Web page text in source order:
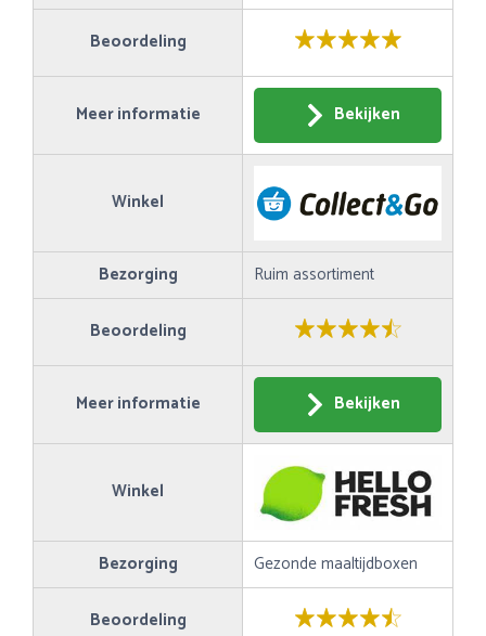
Beoordeling
Meer informatie Bekijken
Winkel
Bezorging Ruim assortiment
Beoordeling
Meer informatie Bekijken
Winkel
Bezorging Gezonde maaltijdboxen
Beoordeling